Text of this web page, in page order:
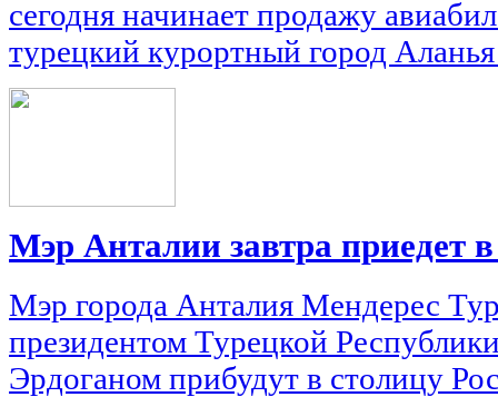
сегодня начинает продажу
турецкий курортный город
Мэр Анталии завтра приедет
Мэр города Анталия Мендерес
президентом Турецкой
Эрдоганом прибудут в столицу